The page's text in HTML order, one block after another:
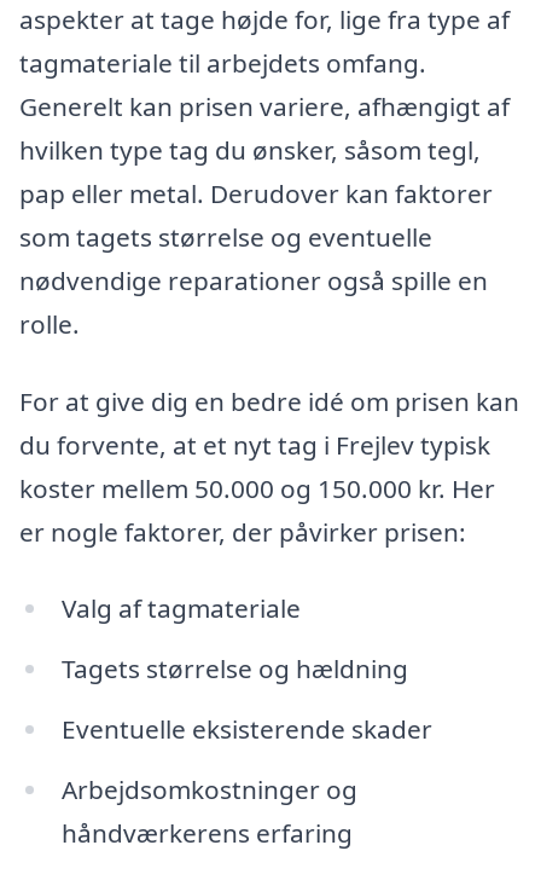
aspekter at tage højde for, lige fra type af
tagmateriale til arbejdets omfang.
Generelt kan prisen variere, afhængigt af
hvilken type tag du ønsker, såsom tegl,
pap eller metal. Derudover kan faktorer
som tagets størrelse og eventuelle
nødvendige reparationer også spille en
rolle.
For at give dig en bedre idé om prisen kan
du forvente, at et nyt tag i Frejlev typisk
koster mellem 50.000 og 150.000 kr. Her
er nogle faktorer, der påvirker prisen:
Valg af tagmateriale
Tagets størrelse og hældning
Eventuelle eksisterende skader
Arbejdsomkostninger og
håndværkerens erfaring